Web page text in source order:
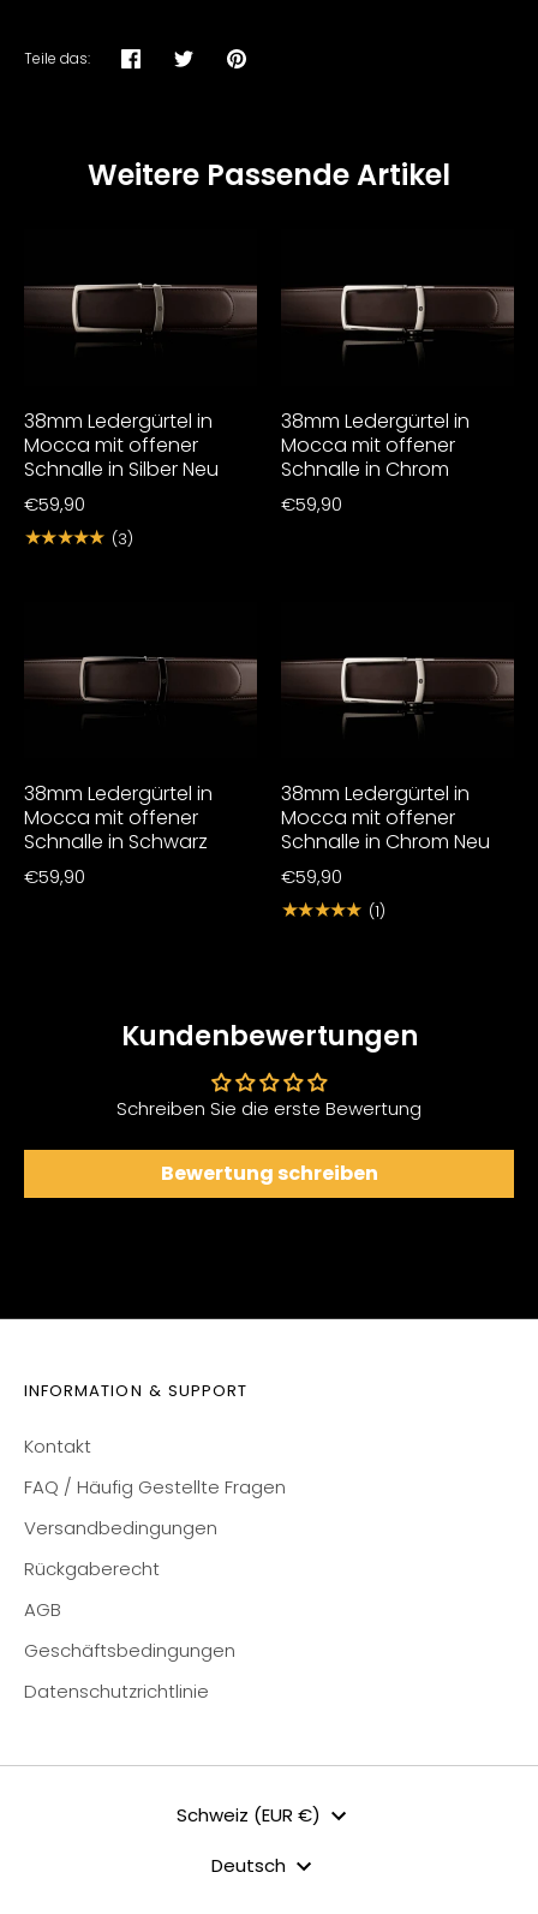
Teile das: TeilenTwitternPinnen
Weitere Passende Artikel
38mm Ledergürtel in
Mocca mit offener
Schnalle in Silber Neu
€59,90
★★★★★ (3)
38mm Ledergürtel in
Mocca mit offener
Schnalle in Chrom
€59,90
38mm Ledergürtel in
Mocca mit offener
Schnalle in Schwarz
€59,90
38mm Ledergürtel in
Mocca mit offener
Schnalle in Chrom Neu
€59,90
★★★★★ (1)
Kundenbewertungen
Schreiben Sie die erste Bewertung
Bewertung schreiben
INFORMATION & SUPPORT
Kontakt
FAQ / Häufig Gestellte Fragen
Versandbedingungen
Rückgaberecht
AGB
Geschäftsbedingungen
Datenschutzrichtlinie
Schweiz (EUR €)
Deutsch